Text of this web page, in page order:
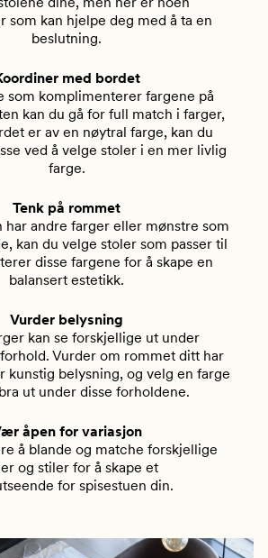
som kan hjelpe deg med å ta en
beslutning.
med bordet
som komplimenterer fargene på
kan du gå for full match i farger,
er av en nøytral farge, kan du
ved å velge stoler i en mer livlig
farge.
Tenk på rommet
har andre farger eller mønstre som
kan du velge stoler som passer til
disse fargene for å skape en
balansert estetikk.
Vurder belysning
kan se forskjellige ut under
Vurder om rommet ditt har
kunstig belysning, og velg en farge
ut under disse forholdene.
åpen for variasjon
å blande og matche forskjellige
og stiler for å skape et
for spisestuen din.